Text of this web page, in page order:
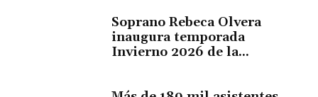
Soprano Rebeca Olvera
inaugura temporada
Invierno 2026 de la...